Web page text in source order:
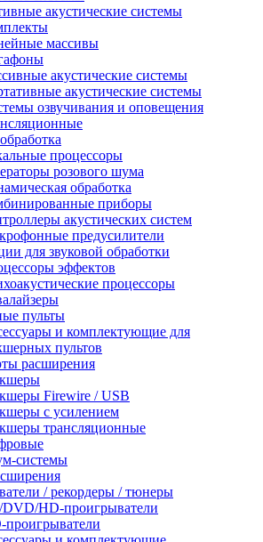
акустические системы
массивы
акустические системы
акустические системы
озвучивания и оповещения
процессоры
розового шума
обработка
приборы
акустических систем
предусилители
для звуковой обработки
эффектов
процессоры
пульты
и комплектующие для
пультов
расширения
Firewire / USB
с усилением
трансляционные
системы
/ рекордеры / тюнеры
HD-проигрыватели
проигрыватели